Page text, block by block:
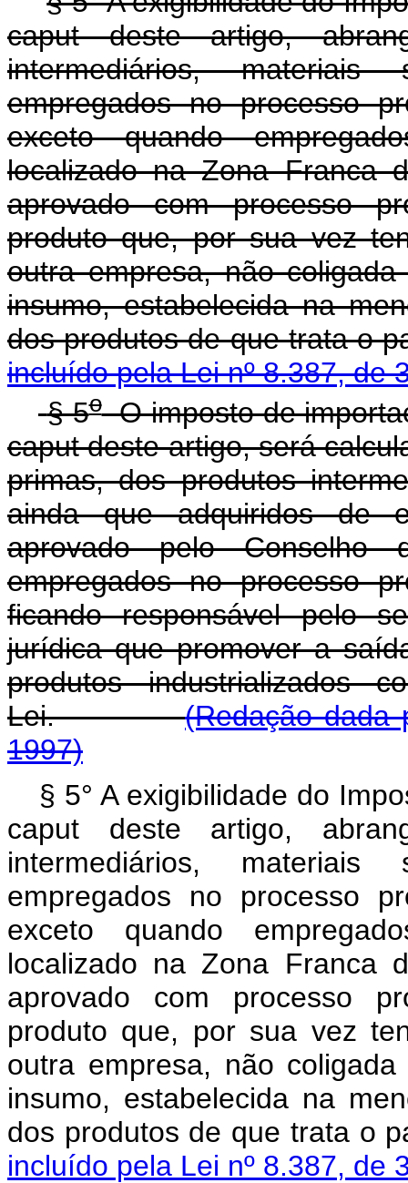
caput deste artigo,
intermediários,
empregados no processo
exceto quando
localizado na Zona Franca
aprovado com processo
produto que, por sua vez
outra empresa, não
insumo, estabelecida na
dos produtos de que
incluído pela Lei nº 8.387, de
§ 5oO imposto de
caput deste artigo, será
primas, dos produtos
ainda que adquiridos de
aprovado pelo Conselho
empregados no processo
ficando responsável pelo
jurídica que promover a
produtos industrializados
Lei.(Redação dada
1997)
§ 5° A exigibilidade do
caput deste artigo,
intermediários,
empregados no processo
exceto quando
localizado na Zona Franca
aprovado com processo
produto que, por sua vez
outra empresa, não
insumo, estabelecida na
dos produtos de que
incluído pela Lei nº 8.387, de